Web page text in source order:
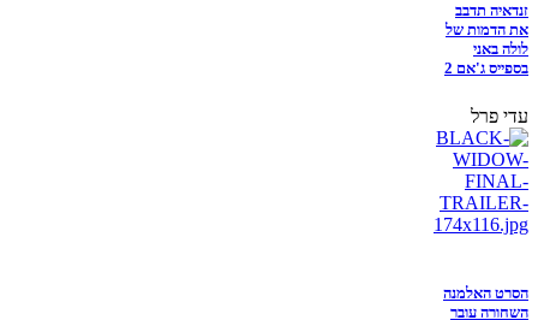
זנדאיה תדבב
את הדמות של
לולה באני
בספייס ג'אם 2
עדי פרל
הסרט האלמנה
השחורה עובר